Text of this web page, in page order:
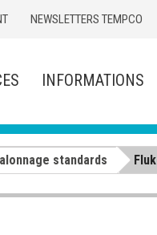
NEWSLETTERS TEMPCO
INFORMATIONS
standards